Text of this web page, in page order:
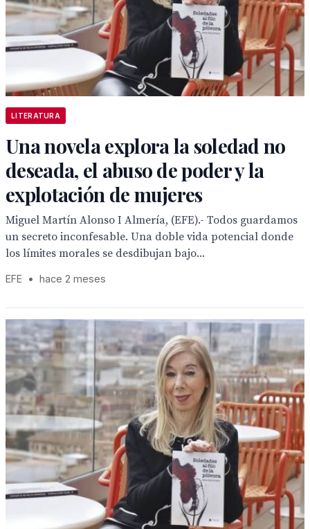
LITERATURA
Una novela explora la soledad no
deseada, el abuso de poder y la
explotación de mujeres
Miguel Martín Alonso I Almería, (EFE).- Todos guardamos
un secreto inconfesable. Una doble vida potencial donde
los límites morales se desdibujan bajo...
EFE • hace 2 meses